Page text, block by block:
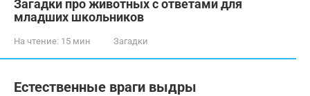
Загадки про животных с ответами для
младших школьников
На чтение: 15 мин Загадки
Естественные враги выдры